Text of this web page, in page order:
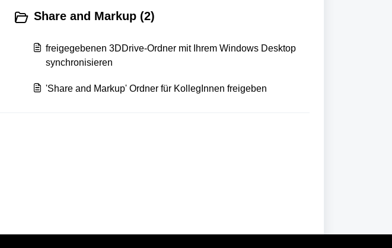
Share and Markup (2)
freigegebenen 3DDrive-Ordner mit Ihrem Windows Desktop
synchronisieren
'Share and Markup' Ordner für KollegInnen freigeben